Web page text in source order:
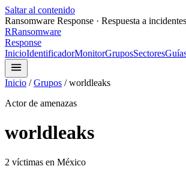
Saltar al contenido
Ransomware Response · Respuesta a
RRansomware
Response
InicioIdentificadorMonitorGruposSectores
Inicio / Grupos /worldleaks
Actor de amenazas
worldleaks
2 víctimas en México